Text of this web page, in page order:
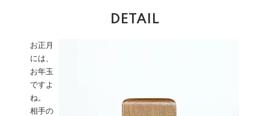
DETAIL
お正月
には、
お年玉
ですよ
ね。
相手の